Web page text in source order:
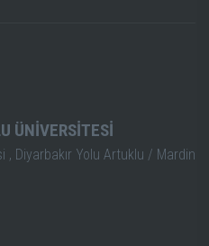
ÜNİVERSİTESİ
, Diyarbakır Yolu Artuklu / Mardin